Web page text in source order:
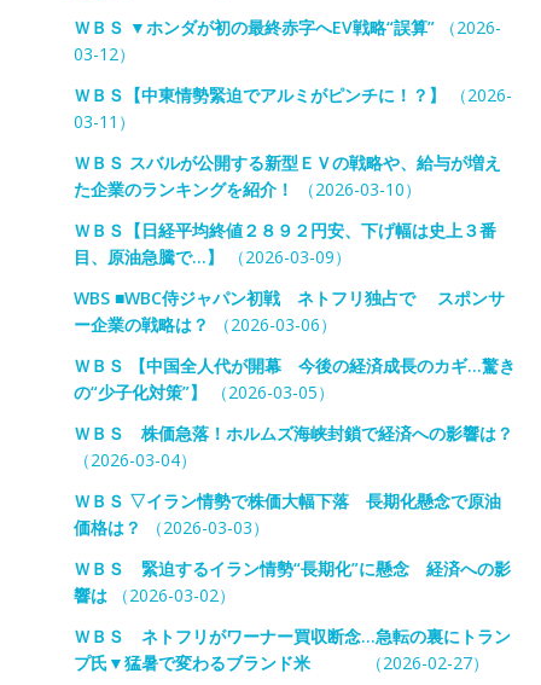
ＷＢＳ ▼ホンダが初の最終赤字へEV戦略“誤算”（2026-
03-12）
ＷＢＳ【中東情勢緊迫でアルミがピンチに！？】
（2026-
03-11）
ＷＢＳ スバルが公開する新型ＥＶの戦略や、給与が増え
た企業のランキングを紹介！
（2026-03-10）
ＷＢＳ【日経平均終値２８９２円安、下げ幅は史上３番
目、原油急騰で…】
（2026-03-09）
WBS ■WBC侍ジャパン初戦 ネトフリ独占で スポンサ
ー企業の戦略は？
（2026-03-06）
ＷＢＳ 【中国全人代が開幕 今後の経済成長のカギ…驚き
の“少子化対策”】
（2026-03-05）
ＷＢＳ 株価急落！ホルムズ海峡封鎖で経済への影響は？
（2026-03-04）
ＷＢＳ ▽イラン情勢で株価大幅下落 長期化懸念で原油
価格は？
（2026-03-03）
ＷＢＳ 緊迫するイラン情勢“長期化”に懸念 経済への影
響は（2026-03-02）
ＷＢＳ ネトフリがワーナー買収断念…急転の裏にトラン
プ氏▼猛暑で変わるブランド米
（2026-02-27）